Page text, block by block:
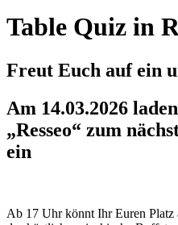
Table Quiz in
Freut Euch auf ein
Am 14.03.2026
„Resseo“ zum
ein
Ab 17 Uhr könnt Ihr Euren Platz